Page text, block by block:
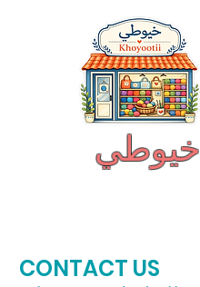
خيوطي
CONTACT US